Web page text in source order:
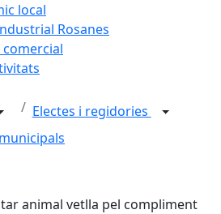
local
Rosanes
Electes i regidories
animal vetlla pel compliment